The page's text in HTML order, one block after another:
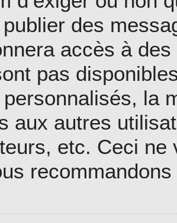
des
accès à
pas
la
aux autres
etc. Ceci